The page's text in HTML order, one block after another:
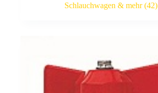
Schlauchwagen & mehr(42)